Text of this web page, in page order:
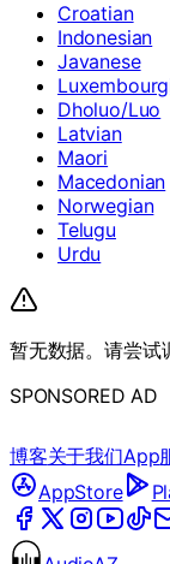
Croatian
Indonesian
Javanese
Dholuo/Luo
Latvian
Maori
Macedonian
Norwegian
Telugu
Urdu
暂无数据。请尝试
SPONSORED AD
博客关于我们App
AppStore